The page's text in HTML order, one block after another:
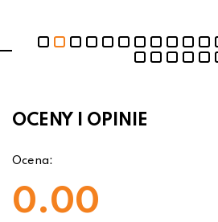
OCENY I OPINIE
Ocena:
0.00